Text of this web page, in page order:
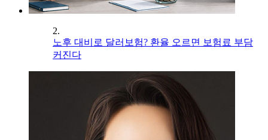
2.
노후 대비로 달러보험? 환율 오르면 보험료 부담
커진다